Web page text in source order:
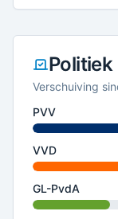
Politiek
Verschuiving
PVV
VVD
GL-PvdA